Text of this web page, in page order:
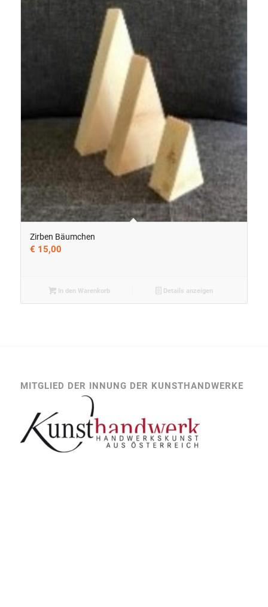
Zirben Bäumchen
€ 15,00
In den Warenkorb Details anzeigen
MITGLIED DER INNUNG DER KUNSTHANDWERKE